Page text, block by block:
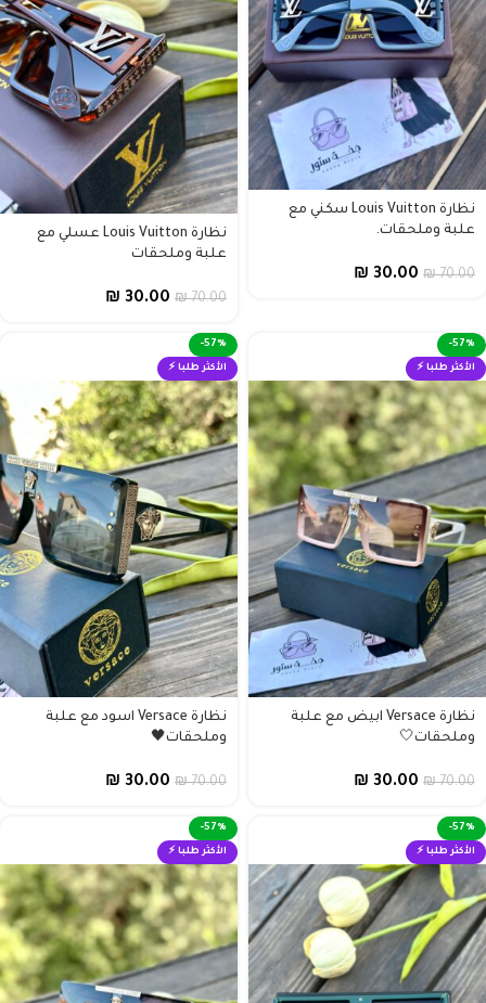
نظارة Louis Vuitton سكني مع
علبة وملحقات.
₪70.00
₪ 30.00
نظارة Louis Vuitton عسلي مع
علبة وملحقات
₪70.00
₪ 30.00
-57%
الأكثر طلبا ⚡
نظارة Versace ابيض مع علبة
وملحقات🤍
₪70.00
₪ 30.00
-57%
الأكثر طلبا ⚡
نظارة Versace اسود مع علبة
وملحقات🖤
₪70.00
₪ 30.00
-57%
الأكثر طلبا ⚡
-57%
الأكثر طلبا ⚡